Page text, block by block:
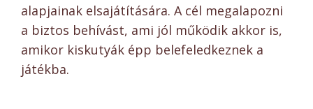
alapjainak elsajátítására. A cél megalapozni
a biztos behívást, ami jól működik akkor is,
amikor kiskutyák épp belefeledkeznek a
játékba.